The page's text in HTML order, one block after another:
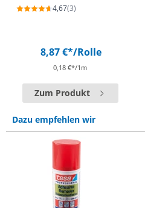
4,67(3)
8,87 €*/Rolle
0,18 €*/1m
Zum Produkt
Dazu empfehlen wir